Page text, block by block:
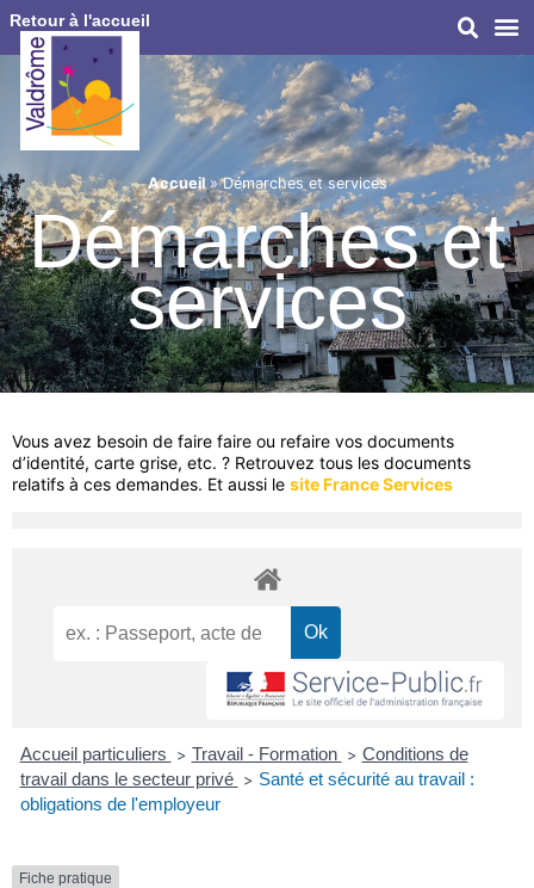
Retour à l'accueil
Accueil»Démarches et services
Démarches et
services
Vous avez besoin de faire faire ou refaire vos documents
d’identité, carte grise, etc. ? Retrouvez tous les documents
relatifs à ces demandes. Et aussi le site France Services
Accueil particuliers > Travail - Formation > Conditions de
travail dans le secteur privé > Santé et sécurité au travail :
obligations de l'employeur
Fiche pratique